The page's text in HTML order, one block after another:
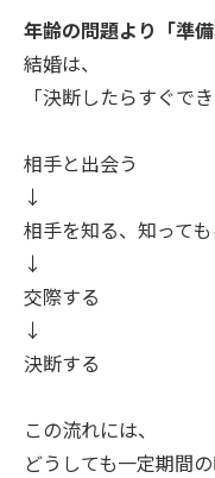
年齢の問題より「準
結婚は、
「決断したらすぐで
相手と出会う
↓
相手を知る、知っても
↓
交際する
↓
決断する
この流れには、
どうしても一定期間の